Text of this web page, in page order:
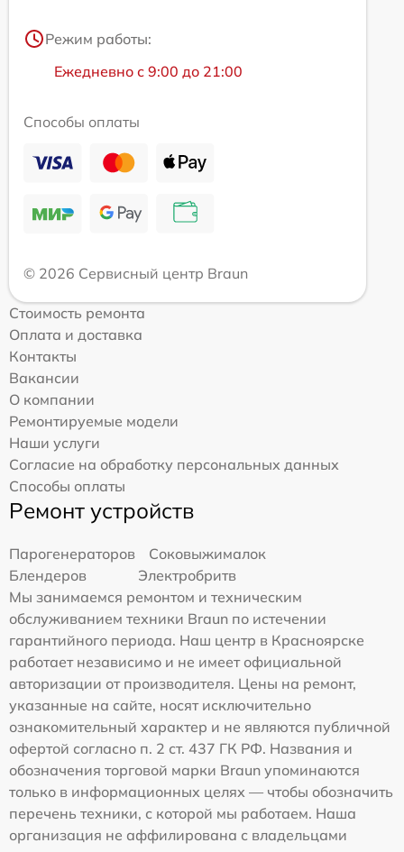
Режим работы:
Ежедневно с 9:00 до 21:00
Способы оплаты
© 2026 Сервисный центр Braun
Стоимость ремонта
Оплата и доставка
Контакты
Вакансии
О компании
Ремонтируемые модели
Наши услуги
Согласие на обработку персональных данных
Способы оплаты
Ремонт устройств
Парогенераторов
Соковыжималок
Блендеров
Электробритв
Мы занимаемся ремонтом и техническим
обслуживанием техники Braun по истечении
гарантийного периода. Наш центр в Красноярске
работает независимо и не имеет официальной
авторизации от производителя. Цены на ремонт,
указанные на сайте, носят исключительно
ознакомительный характер и не являются публичной
офертой согласно п. 2 ст. 437 ГК РФ. Названия и
обозначения торговой марки Braun упоминаются
только в информационных целях — чтобы обозначить
перечень техники, с которой мы работаем. Наша
организация не аффилирована с владельцами